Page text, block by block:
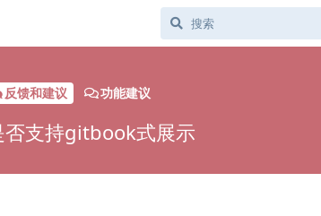
反馈和建议 功能建议
否支持gitbook式展示